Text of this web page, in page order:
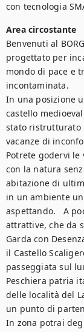
con tecnologia
Area circostante
Benvenuti al
progettato per
mondo di pace e
incontaminata.
In una posizione
castello
stato ristrutturato
vacanze di
Potrete godervi
con la natura
abitazione di
in un ambiente
aspettando.   A
attrattive, che da
Garda con
il Castello
passeggiata sul
Peschiera patria
delle località del
un punto di
In zona potrai